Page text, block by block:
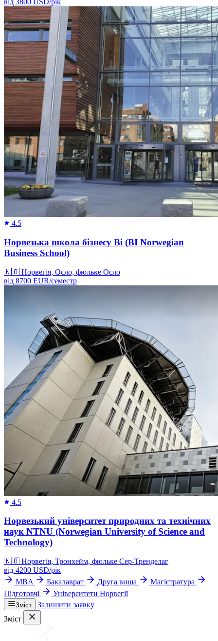
від 3800 USD/рік
4.5
Норвезька школа бізнесу Bi (BI Norwegian
Business School)
🇳🇴 Норвегія, Осло, фюльке Осло
від 8700 EUR/семестр
4.5
Норвезький університет природних та технічних
наук NTNU (Norwegian University of Science and
Technology)
🇳🇴 Норвегія, Тронхейм, фюльке Сер-Тренделаг
від 4200 USD/рік
MBA
Бакалаврат Друга вища
Магістратура
Підготовчі
Університети Норвегії
Зміст
Залишити заявку
Зміст